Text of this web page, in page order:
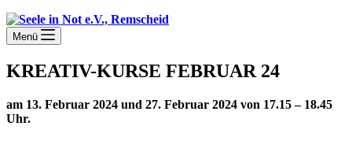
Menü
KREATIV-KURSE FEBRUAR 24
am 13. Februar 2024 und 27. Februar 2024 von 17.15 – 18.45
Uhr.